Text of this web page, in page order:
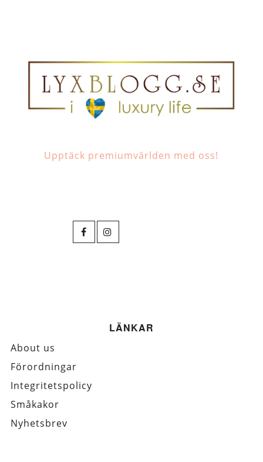
Upptäck premiumvärlden med oss!
LÄNKAR
About us
Förordningar
Integritetspolicy
Småkakor
Nyhetsbrev